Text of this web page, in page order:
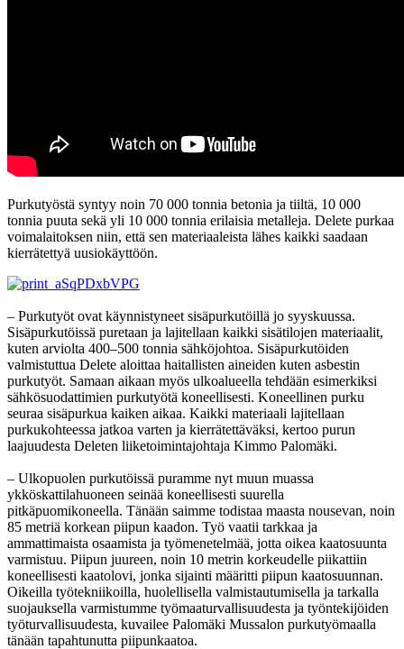
Purkutyöstä syntyy noin 70 000 tonnia betonia ja tiiltä, 10 000
tonnia puuta sekä yli 10 000 tonnia erilaisia metalleja. Delete purkaa
voimalaitoksen niin, että sen materiaaleista lähes kaikki saadaan
kierrätettyä uusiokäyttöön.
– Purkutyöt ovat käynnistyneet sisäpurkutöillä jo syyskuussa.
Sisäpurkutöissä puretaan ja lajitellaan kaikki sisätilojen materiaalit,
kuten arviolta 400–500 tonnia sähköjohtoa. Sisäpurkutöiden
valmistuttua Delete aloittaa haitallisten aineiden kuten asbestin
purkutyöt. Samaan aikaan myös ulkoalueella tehdään esimerkiksi
sähkösuodattimien purkutyötä koneellisesti. Koneellinen purku
seuraa sisäpurkua kaiken aikaa. Kaikki materiaali lajitellaan
purkukohteessa jatkoa varten ja kierrätettäväksi, kertoo purun
laajuudesta Deleten liiketoimintajohtaja Kimmo Palomäki.
– Ulkopuolen purkutöissä puramme nyt muun muassa
ykköskattilahuoneen seinää koneellisesti suurella
pitkäpuomikoneella. Tänään saimme todistaa maasta nousevan, noin
85 metriä korkean piipun kaadon. Työ vaatii tarkkaa ja
ammattimaista osaamista ja työmenetelmää, jotta oikea kaatosuunta
varmistuu. Piipun juureen, noin 10 metrin korkeudelle piikattiin
koneellisesti kaatolovi, jonka sijainti määritti piipun kaatosuunnan.
Oikeilla työtekniikoilla, huolellisella valmistautumisella ja tarkalla
suojauksella varmistumme työmaaturvallisuudesta ja työntekijöiden
työturvallisuudesta, kuvailee Palomäki Mussalon purkutyömaalla
tänään tapahtunutta piipunkaatoa.